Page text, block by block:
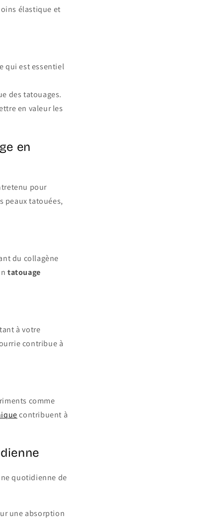
élastique et
qui est essentiel
des tatouages.
en valeur les
en
pour
peaux tatouées,
du collagène
tatouage
à votre
contribue à
comme
contribuent à
quotidienne de
une absorption